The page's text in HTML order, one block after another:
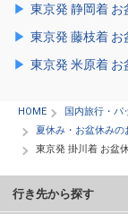
東京発 静岡着 お
東京発 藤枝着 お
東京発 米原着 お
HOME
国内旅行・パ
夏休み・お盆休みの
東京発 掛川着 お盆
行き先から探す